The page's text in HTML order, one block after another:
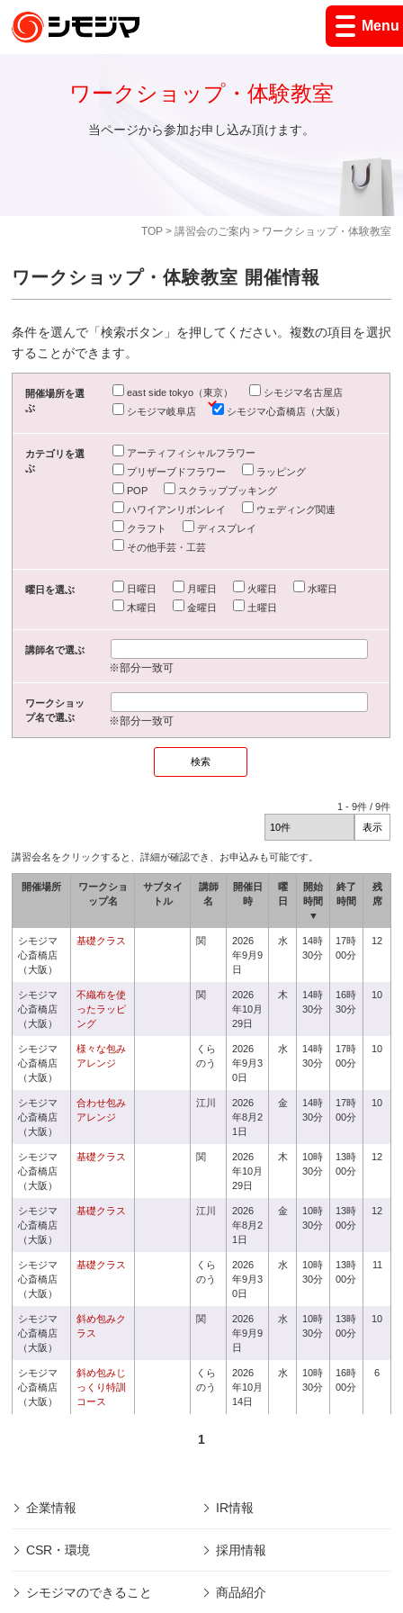
Menu
TOP> 講習会のご案内 > ワークショップ・体験教室
ワークショップ・体験教室
当ページから参加お申し込み頂けます。
ワークショップ・体験教室 開催情報
条件を選んで「検索ボタン」を押してください。複数の項目を選択
することができます。
開催場所を選
ぶ
east side tokyo（東京）
シモジマ名古屋店
シモジマ岐阜店
シモジマ心斎橋店（大阪）
カテゴリを選
ぶ
アーティフィシャルフラワー
プリザーブドフラワー
ラッピング
POP
スクラップブッキング
ハワイアンリボンレイ
ウェディング関連
クラフト
ディスプレイ
その他手芸・工芸
曜日を選ぶ 日曜日 月曜日 火曜日
水曜日
木曜日
金曜日 土曜日
講師名で選ぶ
※部分一致可
ワークショッ
プ名で選ぶ
※部分一致可
1 -9件 /9件
講習会名をクリックすると、詳細が確認でき、お申込みも可能です。
開催場所
ワークショ
ップ名
サブタイ
トル
講師
名
開催日
時
曜
日
開始
時間
▼
終了
時間
残
席
シモジマ
心斎橋店
（大阪）
基礎クラス 関
2026
年9月9
日
水
14時
30分
17時
00分
12
シモジマ
心斎橋店
（大阪）
不織布を使
ったラッピ
ング
関
2026
年10月
29日
木
14時
30分
16時
30分
10
シモジマ
心斎橋店
（大阪）
様々な包み
アレンジ
くら
のう
2026
年9月3
0日
水
14時
30分
17時
00分
10
シモジマ
心斎橋店
（大阪）
合わせ包み
アレンジ
江川
2026
年8月2
1日
金
14時
30分
17時
00分
10
シモジマ
心斎橋店
（大阪）
基礎クラス 関
2026
年10月
29日
木
10時
30分
13時
00分
12
シモジマ
心斎橋店
（大阪）
基礎クラス 江川
2026
年8月2
1日
金
10時
30分
13時
00分
12
シモジマ
心斎橋店
（大阪）
基礎クラス
くら
のう
2026
年9月3
0日
水
10時
30分
13時
00分
11
シモジマ
心斎橋店
（大阪）
斜め包みク
ラス
関
2026
年9月9
日
水
10時
30分
13時
00分
10
シモジマ
心斎橋店
（大阪）
斜め包みじ
っくり特訓
コース
くら
のう
2026
年10月
14日
水
10時
30分
16時
00分
6
1
企業情報 IR情報
CSR・環境 採用情報
シモジマのできること 商品紹介